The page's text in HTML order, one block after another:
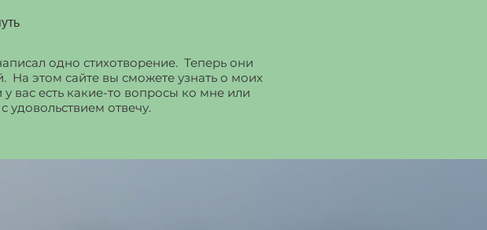
одно стихотворение. Теперь они
На этом сайте вы сможете узнать о моих
вас есть какие-то вопросы ко мне или
удовольствием отвечу.